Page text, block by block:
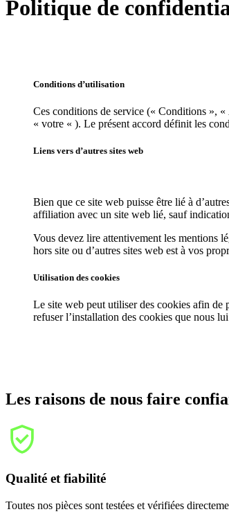
Politique de
Conditions d’utilisation
Ces conditions de service (« Conditions »,
« votre « ). Le présent accord définit les
Liens vers d’autres sites web
Bien que ce site web puisse être lié à
affiliation avec un site web lié, sauf
Vous devez lire attentivement les mentions
hors site ou d’autres sites web est à vos
Utilisation des cookies
Le site web peut utiliser des cookies afin de
refuser l’installation des cookies que nous
Les raisons de nous faire
Qualité et fiabilité
Toutes nos pièces sont testées et vérifiées